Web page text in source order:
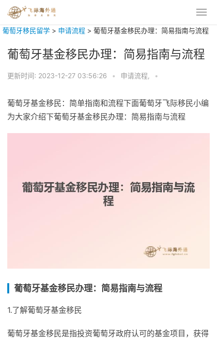
葡萄牙移民留学 > 申请流程 > 葡萄牙基金移民办理：简易指南与流程
葡萄牙基金移民办理：简易指南与流程
更新时间: 2023-12-27 03:56:26 • 申请流程, •
葡萄牙基金移民：简单指南和流程下面葡萄牙飞际移民小编
为大家介绍下葡萄牙基金移民办理：简易指南与流程
葡萄牙基金移民办理：简易指南与流程
1.了解葡萄牙基金移民
葡萄牙基金移民是指投资葡萄牙政府认可的基金项目，获得